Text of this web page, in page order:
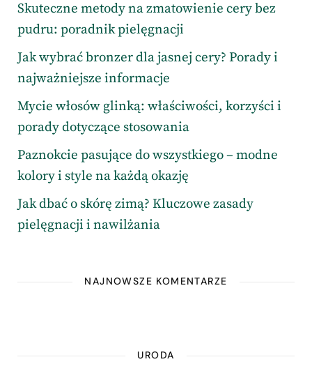
Skuteczne metody na zmatowienie cery bez
pudru: poradnik pielęgnacji
Jak wybrać bronzer dla jasnej cery? Porady i
najważniejsze informacje
Mycie włosów glinką: właściwości, korzyści i
porady dotyczące stosowania
Paznokcie pasujące do wszystkiego – modne
kolory i style na każdą okazję
Jak dbać o skórę zimą? Kluczowe zasady
pielęgnacji i nawilżania
NAJNOWSZE KOMENTARZE
URODA